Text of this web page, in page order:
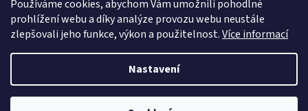
Používáme cookies, abychom Vám umožnili pohodlné
prohlížení webu a díky analýze provozu webu neustále
zlepšovali jeho funkce, výkon a použitelnost.Více informací
Nastavení
HLEDAT
Vytvořil Shoptet